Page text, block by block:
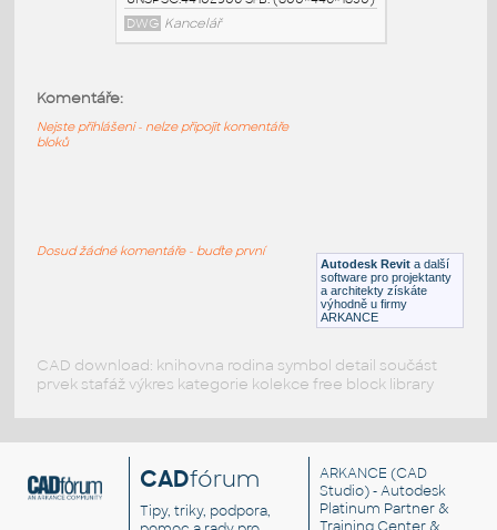
DWG Kancelář
UNSPSC:44102906 SfB: (800×446×1850)
Autodesk Revit a další
software pro projektanty
a architekty získáte
výhodně u firmy
ARKANCE
Komentáře:
Nejste přihlášeni - nelze připojit komentáře
bloků
Dosud žádné komentáře - buďte první
CAD download: knihovna rodina symbol detail součást
prvek stafáž výkres kategorie kolekce free block library
CADfórum
Tipy, triky, podpora,
ARKANCE (CAD
Studio) - Autodesk
Platinum Partner &